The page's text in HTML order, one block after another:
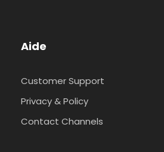
Aide
Customer Support
Privacy & Policy
Contact Channels